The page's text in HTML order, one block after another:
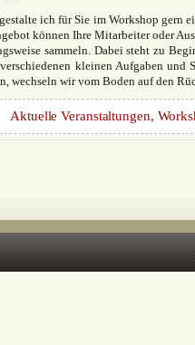
ich für Sie im Workshop gern
können Ihre Mitarbeiter oder
sammeln. Dabei steht zu
kleinen Aufgaben
wechseln wir vom Boden auf den
Aktuelle Veranstaltungen,